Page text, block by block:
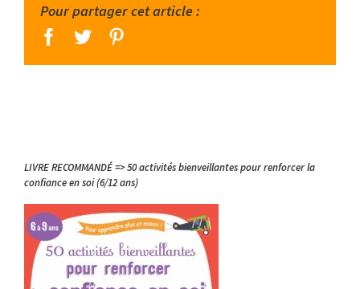
Pour partager cet article :
facebook
twitter
LIVRE RECOMMANDÉ => 50 activités bienveillantes pour renforcer la
confiance en soi (6/12 ans)